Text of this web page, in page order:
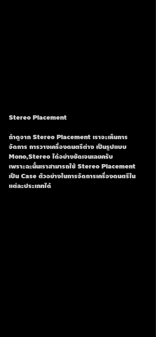
Stereo Placement
ถ้าดูจาก Stereo Placement เราจะเห็นการ
จัดการ การวางเครื่องดนตรีต่าง เป็นรูปแบบ
Mono,Stereo ได้อย่างชัดเจนเลยครับ
เพราะฉะนั้นเราสามารถใช้ Stereo Placement
เป็น Case ตัวอย่างในการจัดการเครื่องดนตรีใน
แต่ละประเภทได้